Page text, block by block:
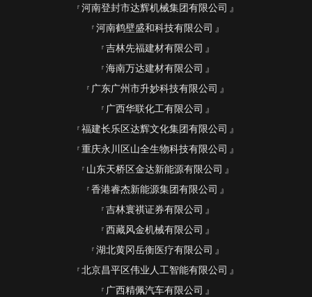
河南登封市达辉机械集团有限公司
河南鹤壁盛和科技有限公司
吉林先福建材有限公司
海南万达建材有限公司
广东广州市升妙科技有限公司
广西华联化工有限公司
福建长乐区达辉文化集团有限公司
重庆永川区山全生物科技有限公司
山东天桥区金达新能源有限公司
香港睿杰新能源集团有限公司
吉林寰祺证券有限公司
西藏风金机械有限公司
湖北黄冈岳衡医疗有限公司
北京昌平区伟业人工智能有限公司
广西精佩汽车有限公司